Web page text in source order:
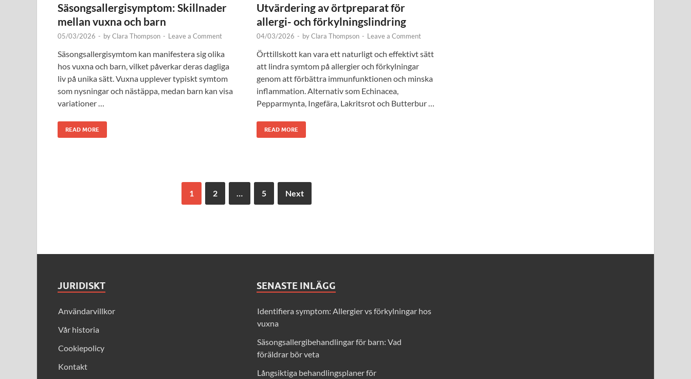
Säsongsallergisymptom: Skillnader
mellan vuxna och barn
05/03/2026 - byClara Thompson - Leave a Comment
Säsongsallergisymtom kan manifestera sig olika
hos vuxna och barn, vilket påverkar deras dagliga
liv på unika sätt. Vuxna upplever typiskt symtom
som nysningar och nästäppa, medan barn kan visa
variationer …
READ MORE
Utvärdering av örtpreparat för
allergi- och förkylningslindring
04/03/2026 - byClara Thompson - Leave a Comment
Örttillskott kan vara ett naturligt och effektivt sätt
att lindra symtom på allergier och förkylningar
genom att förbättra immunfunktionen och minska
inflammation. Alternativ som Echinacea,
Pepparmynta, Ingefära, Lakritsrot och Butterbur …
READ MORE
1 2 … 5 Next
JURIDISKT
Användarvillkor
Vår historia
Cookiepolicy
Kontakt
SENASTE INLÄGG
Identifiera symptom: Allergier vs förkylningar hos
vuxna
Säsongsallergibehandlingar för barn: Vad
föräldrar bör veta
Långsiktiga behandlingsplaner för